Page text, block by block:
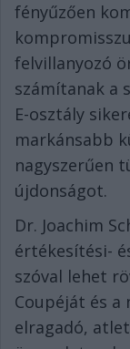
fényűzően
felvillanyozó
számítanak a
E-osztály
markánsabb
nagyszerűen
újdonságot.
Dr. Joachim
értékesítési-
szóval lehet
Coupéját és a
elragadó,